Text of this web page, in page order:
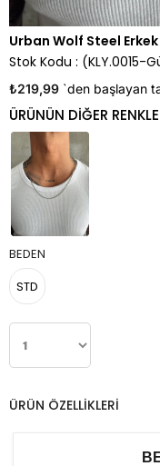
Urban Wolf Steel
Stok Kodu
(KLY.0015-
₺219,99 `den başlayan
BEDEN
STD
ÜRÜN ÖZELLIKLERI